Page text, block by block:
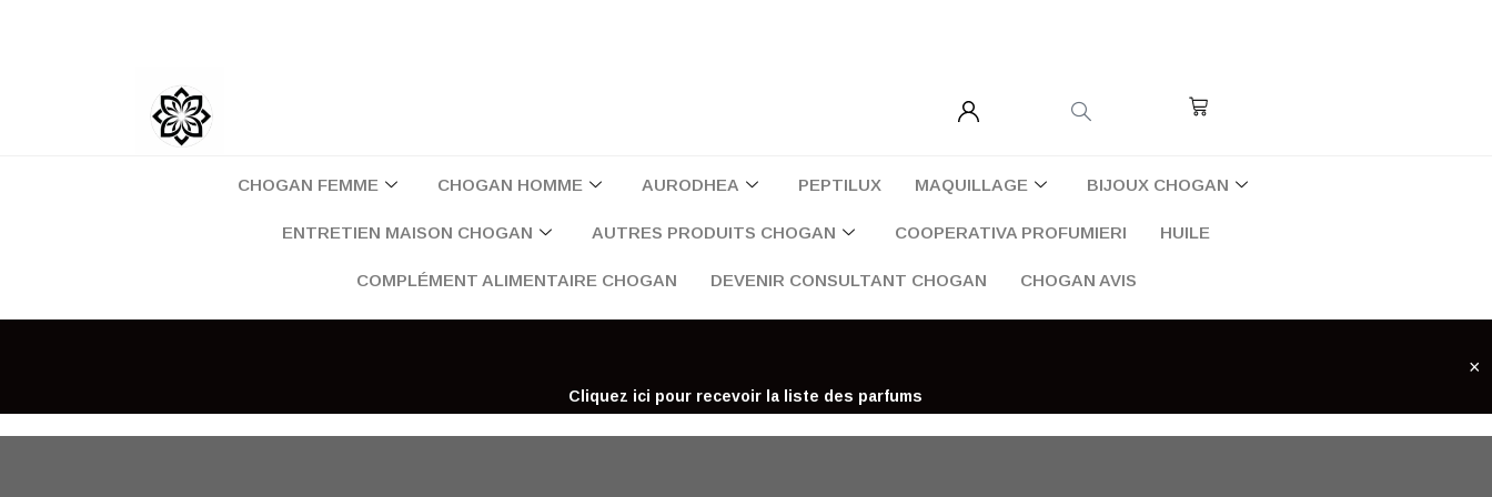
Cart
CHOGAN FEMME CHOGAN HOMME AURODHEA PEPTILUX MAQUILLAGE BIJOUX CHOGAN
ENTRETIEN MAISON CHOGAN AUTRES PRODUITS CHOGAN COOPERATIVA PROFUMIERI HUILE
COMPLÉMENT ALIMENTAIRE CHOGAN DEVENIR CONSULTANT CHOGAN CHOGAN AVIS
Cliquez ici pour recevoir la liste des parfums
×